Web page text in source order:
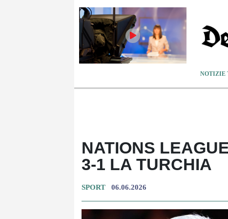
NOTIZIE
NATIONS
3-1 LA TURCHIA
SPORT 06.06.2026